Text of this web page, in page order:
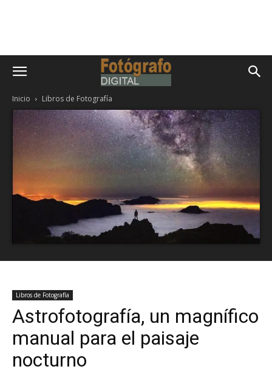
Inicio Libros de Fotografía
Libros de Fotografía
Astrofotografía, un magnífico
manual para el paisaje
nocturno